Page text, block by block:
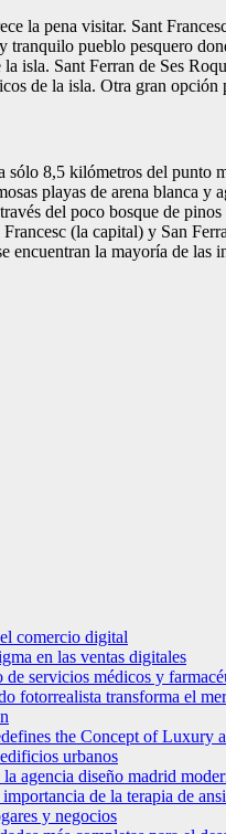
la pena visitar. Sant
pueblo pesquero
isla. Sant Ferran de Ses
de la isla. Otra gran
8,5 kilómetros del
playas de arena
del poco bosque de
(la capital) y San
encuentran la mayoría de
comercio digital
en las ventas digitales
servicios médicos y
fotorrealista transforma el
the Concept of Luxury
urbanos
agencia diseño madrid
de la terapia de
y negocios